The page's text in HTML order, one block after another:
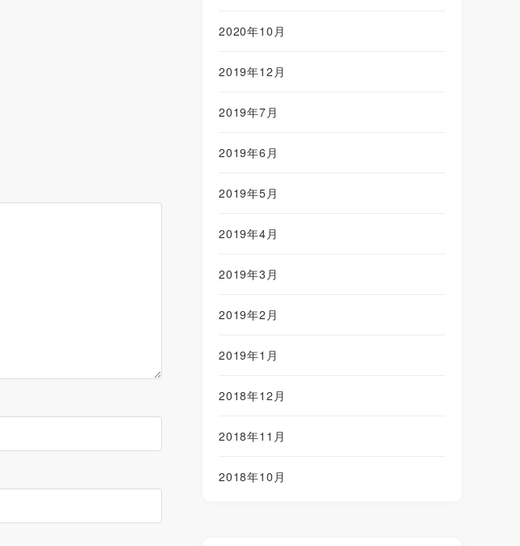
2020年10月
2019年12月
2019年7月
2019年6月
2019年5月
2019年4月
2019年3月
2019年2月
2019年1月
2018年12月
2018年11月
2018年10月